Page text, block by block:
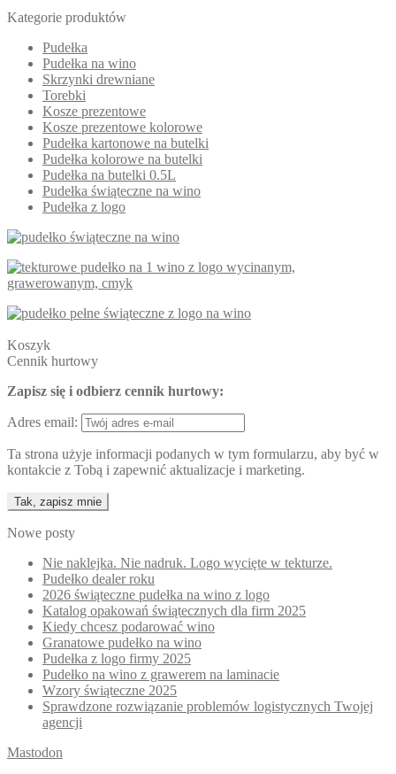
Kategorie produktów
Pudełka
Pudełka na wino
Skrzynki drewniane
Torebki
Kosze prezentowe
Kosze prezentowe kolorowe
Pudełka kartonowe na butelki
Pudełka kolorowe na butelki
Pudełka na butelki 0.5L
Pudełka świąteczne na wino
Pudełka z logo
Koszyk
Cennik hurtowy
Zapisz się i odbierz cennik hurtowy:
Adres email:
Ta strona użyje informacji podanych w tym formularzu, aby być w
kontakcie z Tobą i zapewnić aktualizacje i marketing.
Nowe posty
Nie naklejka. Nie nadruk. Logo wycięte w tekturze.
Pudełko dealer roku
2026 świąteczne pudełka na wino z logo
Katalog opakowań świątecznych dla firm 2025
Kiedy chcesz podarować wino
Granatowe pudełko na wino
Pudełka z logo firmy 2025
Pudełko na wino z grawerem na laminacie
Wzory świąteczne 2025
Sprawdzone rozwiązanie problemów logistycznych Twojej
agencji
Mastodon